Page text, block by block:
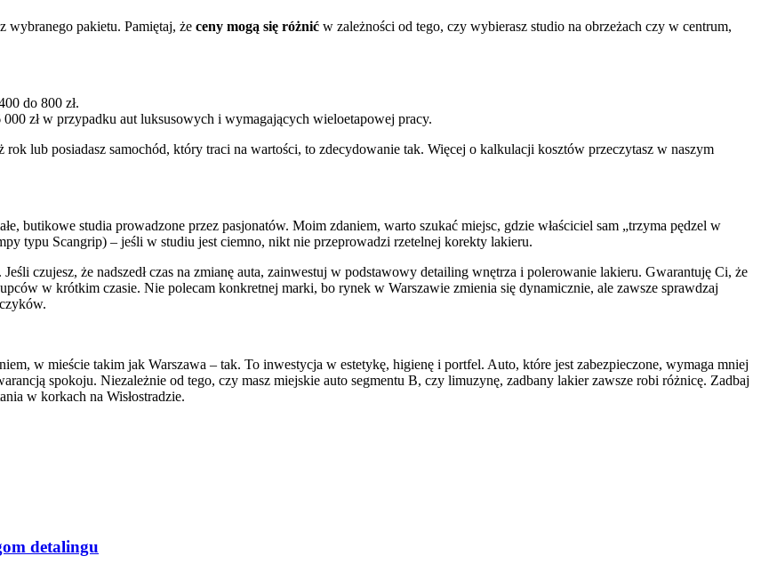
wybranego pakietu. Pamiętaj, że ceny mogą się różnić w zależności od tego, czy wybierasz studio na obrzeżach czy w centrum,
do 800 zł.
zł w przypadku aut luksusowych i wymagających wieloetapowej pracy.
lub posiadasz samochód, który traci na wartości, to zdecydowanie tak. Więcej o kalkulacji kosztów przeczytasz w naszym
butikowe studia prowadzone przez pasjonatów. Moim zdaniem, warto szukać miejsc, gdzie właściciel sam „trzyma pędzel w
typu Scangrip) – jeśli w studiu jest ciemno, nikt nie przeprowadzi rzetelnej korekty lakieru.
czujesz, że nadszedł czas na zmianę auta, zainwestuj w podstawowy detailing wnętrza i polerowanie lakieru. Gwarantuję Ci, że
w krótkim czasie. Nie polecam konkretnej marki, bo rynek w Warszawie zmienia się dynamicznie, ale zawsze sprawdzaj
w mieście takim jak Warszawa – tak. To inwestycja w estetykę, higienę i portfel. Auto, które jest zabezpieczone, wymaga mniej
spokoju. Niezależnie od tego, czy masz miejskie auto segmentu B, czy limuzynę, zadbany lakier zawsze robi różnicę. Zadbaj
w korkach na Wisłostradzie.
detalingu